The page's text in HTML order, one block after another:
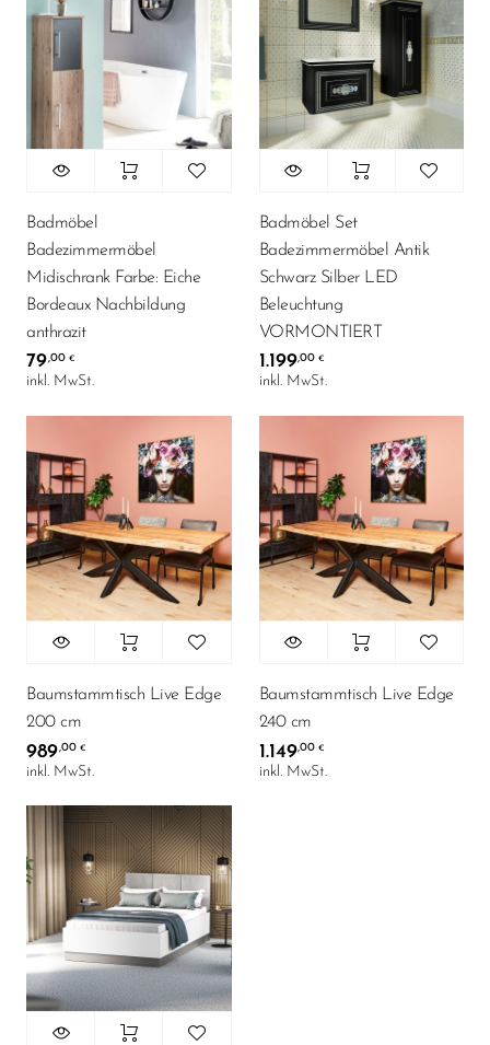
Badmöbel
Badezimmermöbel
Midischrank Farbe: Eiche
Bordeaux Nachbildung
anthrazit
79,00 €
inkl. MwSt.
Badmöbel Set
Badezimmermöbel Antik
Schwarz Silber LED
Beleuchtung
VORMONTIERT
1.199,00€
inkl. MwSt.
Baumstammtisch Live Edge
200 cm
989,00 €
inkl. MwSt.
Baumstammtisch Live Edge
240 cm
1.149,00€
inkl. MwSt.